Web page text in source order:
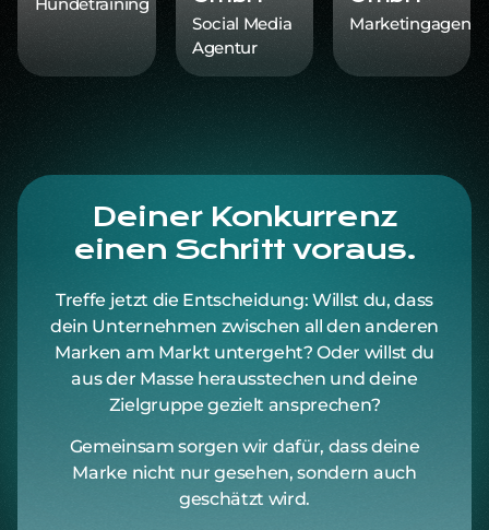
Social Media
Agentur
Deiner Konkurrenz
einen Schritt voraus.
Treffe jetzt die Entscheidung: Willst du, dass
dein Unternehmen zwischen all den anderen
Marken am Markt untergeht? Oder willst du
aus der Masse herausstechen und deine
Zielgruppe gezielt ansprechen?
Gemeinsam sorgen wir dafür, dass deine
Marke nicht nur gesehen, sondern auch
geschätzt wird.